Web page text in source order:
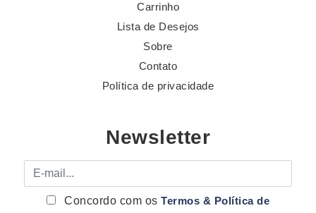
Carrinho
Lista de Desejos
Sobre
Contato
Política de privacidade
Newsletter
E-mail
Concordo com osTermos & Política de